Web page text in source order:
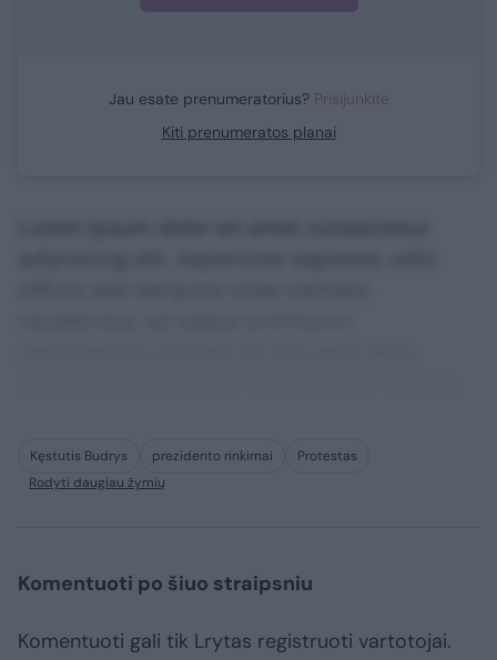
Jau esate prenumeratorius? Prisijunkite
Kiti prenumeratos planai
Kęstutis Budrys prezidento rinkimai
Protestas
Rodyti daugiau žymių
Komentuoti po šiuo straipsniu
Komentuoti gali tik Lrytas registruoti vartotojai.